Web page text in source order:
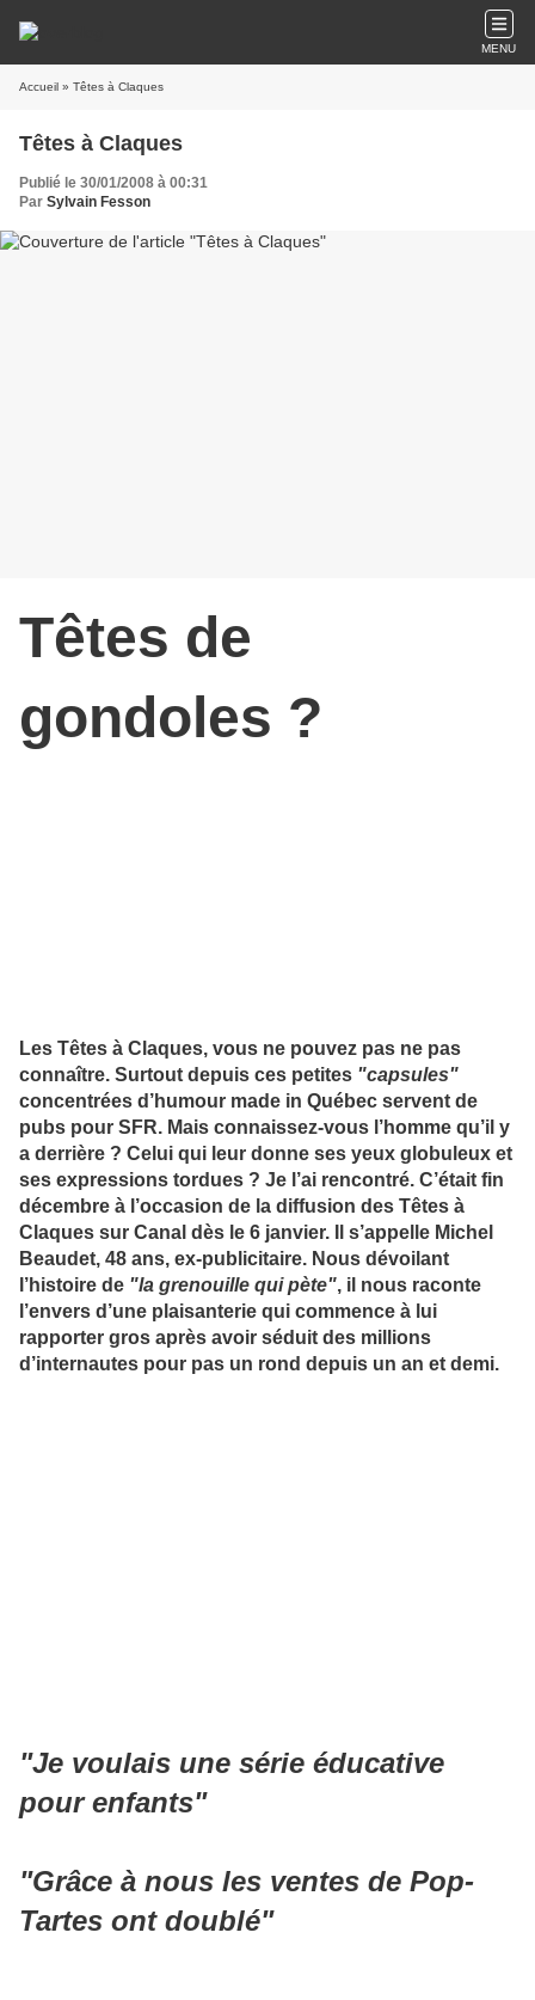
MENU
Accueil » Têtes à Claques
Têtes à Claques
Publié le 30/01/2008 à 00:31
Par Sylvain Fesson
Têtes de
gondoles ?
Les Têtes à Claques, vous ne pouvez pas ne pas
connaître. Surtout depuis ces petites "capsules"
concentrées d’humour made in Québec servent de
pubs pour SFR. Mais connaissez-vous l’homme qu’il y
a derrière ? Celui qui leur donne ses yeux globuleux et
ses expressions tordues ? Je l’ai rencontré. C’était fin
décembre à l’occasion de la diffusion des Têtes à
Claques sur Canal dès le 6 janvier. Il s’appelle Michel
Beaudet, 48 ans, ex-publicitaire. Nous dévoilant
l’histoire de "la grenouille qui pète", il nous raconte
l’envers d’une plaisanterie qui commence à lui
rapporter gros après avoir séduit des millions
d’internautes pour pas un rond depuis un an et demi.
"Je voulais une série éducative
pour enfants"
"Grâce à nous les ventes de Pop-
Tartes ont doublé"